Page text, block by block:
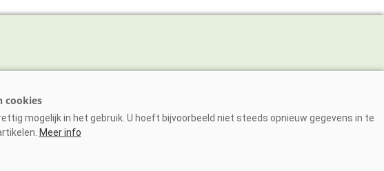
mogelijk in het gebruik. U hoeft bijvoorbeeld niet steeds opnieuw gegevens in te
Meer info